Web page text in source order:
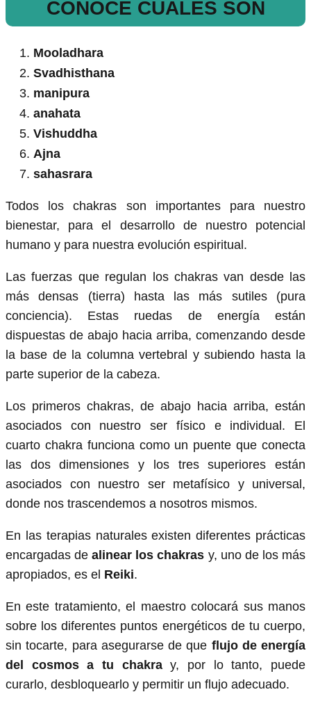
CONOCE CUALES SON
Mooladhara
Svadhisthana
manipura
anahata
Vishuddha
Ajna
sahasrara
Todos los chakras son importantes para nuestro
bienestar, para el desarrollo de nuestro potencial
humano y para nuestra evolución espiritual.
Las fuerzas que regulan los chakras van desde las
más densas (tierra) hasta las más sutiles (pura
conciencia). Estas ruedas de energía están
dispuestas de abajo hacia arriba, comenzando desde
la base de la columna vertebral y subiendo hasta la
parte superior de la cabeza.
Los primeros chakras, de abajo hacia arriba, están
asociados con nuestro ser físico e individual. El
cuarto chakra funciona como un puente que conecta
las dos dimensiones y los tres superiores están
asociados con nuestro ser metafísico y universal,
donde nos trascendemos a nosotros mismos.
En las terapias naturales existen diferentes prácticas
encargadas de alinear los chakras y, uno de los más
apropiados, es el Reiki.
En este tratamiento, el maestro colocará sus manos
sobre los diferentes puntos energéticos de tu cuerpo,
sin tocarte, para asegurarse de que flujo de energía
del cosmos a tu chakray, por lo tanto, puede
curarlo, desbloquearlo y permitir un flujo adecuado.